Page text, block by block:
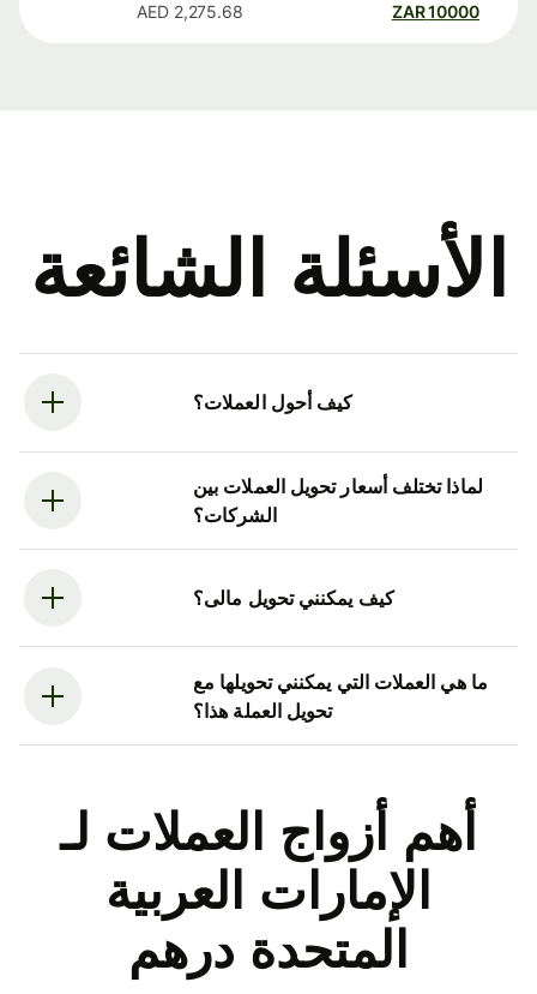
10000
ZAR
2,275.68
AED
الأسئلة الشائعة
كيف أحول العملات؟
لماذا تختلف أسعار تحويل العملات بين
الشركات؟
كيف يمكنني تحويل مالى؟
ما هي العملات التي يمكنني تحويلها مع
تحويل العملة هذا؟
أهم أزواج العملات لـ
الإمارات العربية
المتحدة درهم